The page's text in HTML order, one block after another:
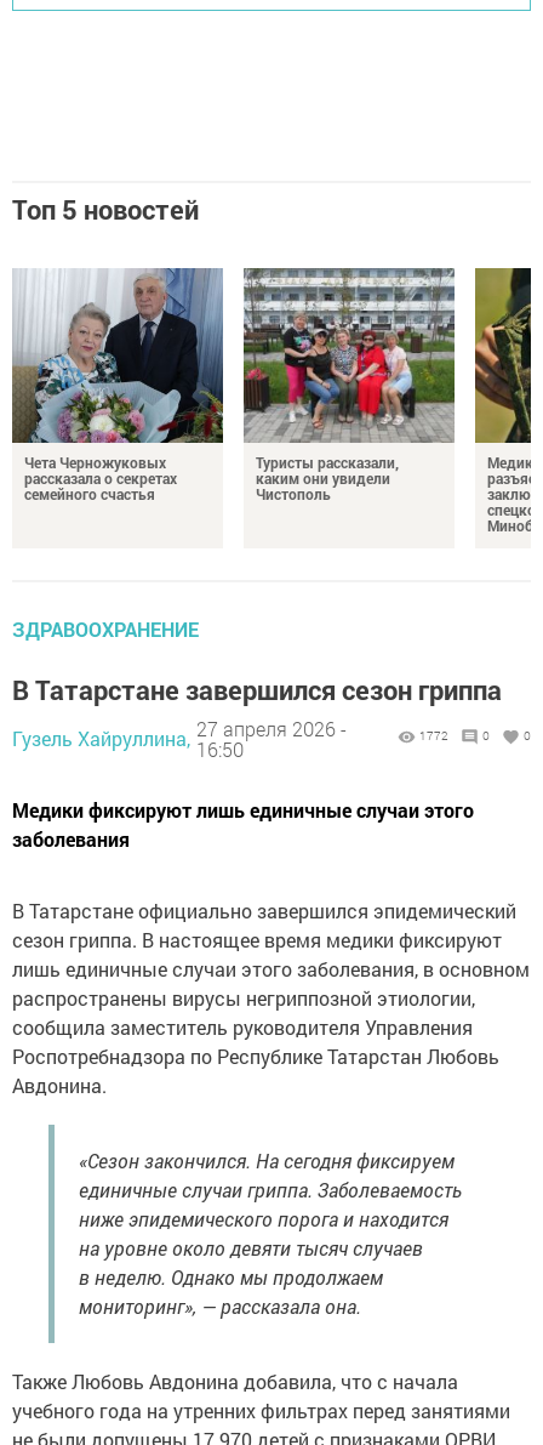
Топ 5 новостей
Чета Черножуковых
рассказала о секретах
семейного счастья
Туристы рассказали,
каким они увидели
Чистополь
ЗДРАВООХРАНЕНИЕ
В Татарстане завершился сезон гриппа
Гузель Хайруллина, 27 апреля 2026 -
16:50
1772 0 0
Медики фиксируют лишь единичные случаи этого
заболевания
В Татарстане официально завершился эпидемический
сезон гриппа. В настоящее время медики фиксируют
лишь единичные случаи этого заболевания, в основном
распространены вирусы негриппозной этиологии,
сообщила заместитель руководителя Управления
Роспотребнадзора по Республике Татарстан Любовь
Авдонина.
«Сезон закончился. На сегодня фиксируем
единичные случаи гриппа. Заболеваемость
ниже эпидемического порога и находится
на уровне около девяти тысяч случаев
в неделю. Однако мы продолжаем
мониторинг», — рассказала она.
Также Любовь Авдонина добавила, что с начала
учебного года на утренних фильтрах перед занятиями